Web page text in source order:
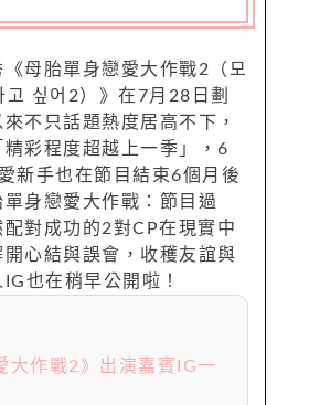
母胎單身戀愛大作戰2（모
고 싶어2）》在7月28日劃
不只話題熱度居高不下，
彩程度超越上一季」，6
新手也在節目結束6個月後
身戀愛大作戰：節目過
對成功的2對CP在現實中
心結與誤會，收穫友誼與
也在稍早公開啦！
大作戰2》出演嘉賓IG一